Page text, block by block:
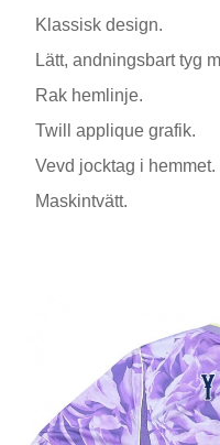
Klassisk design.
Lätt, andningsbart tyg
Rak hemlinje.
Twill applique grafik.
Vevd jocktag i hemmet.
Maskintvätt.